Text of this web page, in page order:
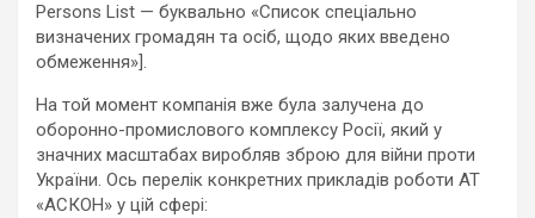
Persons List — буквально «Список спеціально
визначених громадян та осіб, щодо яких введено
обмеження»].
На той момент компанія вже була залучена до
оборонно-промислового комплексу Росії, який у
значних масштабах виробляв зброю для війни проти
України. Ось перелік конкретних прикладів роботи АТ
«АСКОН» у цій сфері: